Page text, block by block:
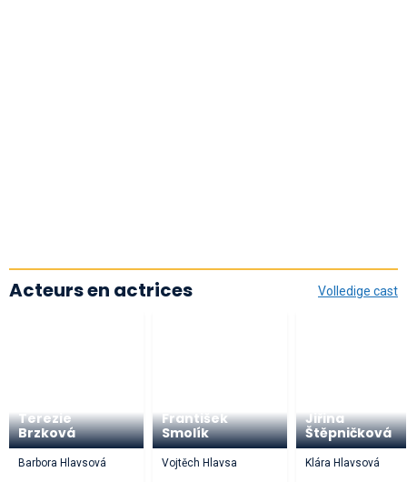
Volledige cast
Acteurs en actrices
Terezie
Brzková
Barbora Hlavsová
František
Smolík
Vojtěch Hlavsa
Jiřina
Štěpničková
Klára Hlavsová